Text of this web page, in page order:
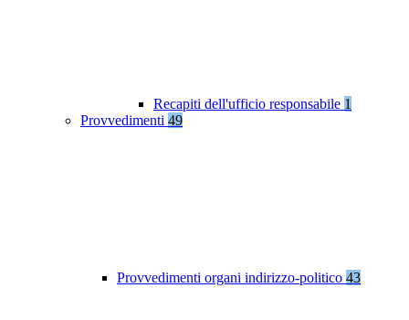
Recapiti dell'ufficio responsabile 1
Provvedimenti 49
Provvedimenti organi indirizzo-politico 43